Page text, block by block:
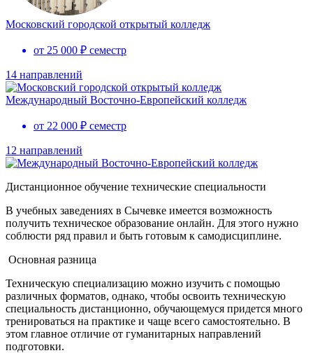
Московский городской открытый колледж
от 25 000 ₽ семестр
14 направлений
Международный Восточно-Европейский колледж
от 22 000 ₽ семестр
12 направлений
Дистанционное обучение технические специальности
В учебных заведениях в Сычевке имеется возможность
получить техническое образование онлайн. Для этого нужно
соблюсти ряд правил и быть готовым к самодисциплине.
Основная разница
Техническую специализацию можно изучить с помощью
различных форматов, однако, чтобы освоить техническую
специальность дистанционно, обучающемуся придется много
тренироваться на практике и чаще всего самостоятельно. В
этом главное отличие от гуманитарных направлений
подготовки.